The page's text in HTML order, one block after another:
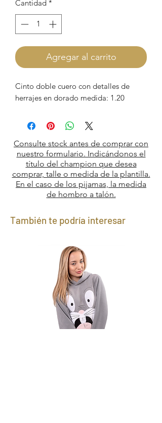
Cantidad *
Agregar al carrito
Cinto doble cuero con detalles de
herrajes en dorado medida: 1.20
Consulte stock antes de comprar con
nuestro formulario. Indicándonos el
título del champion que desea
comprar, talle o medida de la plantilla.
En el caso de los pijamas, la medida
de hombro a talón.
También te podría interesar